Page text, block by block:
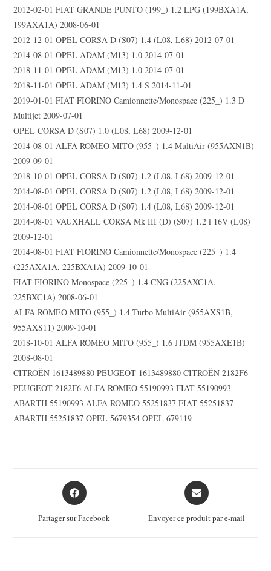
2012-02-01 FIAT GRANDE PUNTO (199_) 1.2 LPG (199BXA1A,
199AXA1A) 2008-06-01
2012-12-01 OPEL CORSA D (S07) 1.4 (L08, L68) 2012-07-01
2014-08-01 OPEL ADAM (M13) 1.0 2014-07-01
2018-11-01 OPEL ADAM (M13) 1.0 2014-07-01
2018-11-01 OPEL ADAM (M13) 1.4 S 2014-11-01
2019-01-01 FIAT FIORINO Camionnette/Monospace (225_) 1.3 D
Multijet 2009-07-01
OPEL CORSA D (S07) 1.0 (L08, L68) 2009-12-01
2014-08-01 ALFA ROMEO MITO (955_) 1.4 MultiAir (955AXN1B)
2009-09-01
2018-10-01 OPEL CORSA D (S07) 1.2 (L08, L68) 2009-12-01
2014-08-01 OPEL CORSA D (S07) 1.2 (L08, L68) 2009-12-01
2014-08-01 OPEL CORSA D (S07) 1.4 (L08, L68) 2009-12-01
2014-08-01 VAUXHALL CORSA Mk III (D) (S07) 1.2 i 16V (L08)
2009-12-01
2014-08-01 FIAT FIORINO Camionnette/Monospace (225_) 1.4
(225AXA1A, 225BXA1A) 2009-10-01
FIAT FIORINO Monospace (225_) 1.4 CNG (225AXC1A,
225BXC1A) 2008-06-01
ALFA ROMEO MITO (955_) 1.4 Turbo MultiAir (955AXS1B,
955AXS11) 2009-10-01
2018-10-01 ALFA ROMEO MITO (955_) 1.6 JTDM (955AXE1B)
2008-08-01
CITROËN 1613489880 PEUGEOT 1613489880 CITROËN 2182F6
PEUGEOT 2182F6 ALFA ROMEO 55190993 FIAT 55190993
ABARTH 55190993 ALFA ROMEO 55251837 FIAT 55251837
ABARTH 55251837 OPEL 5679354 OPEL 679119
Opens
in
new
Partager sur Facebook
Opens
in
new
Envoyer ce produit par e-mail